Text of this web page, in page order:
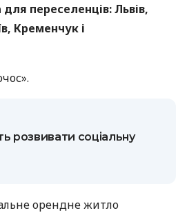
переселенців: Львів,
Кременчук і
розвивати соціальну
орендне житло